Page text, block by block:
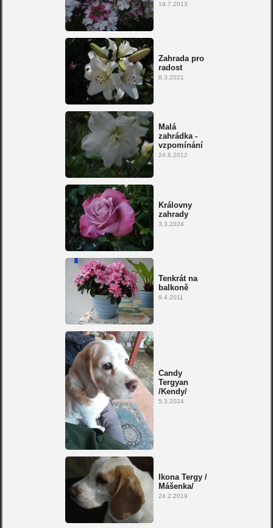
19.7.2013
Zahrada pro
radost
8.3.2021
Malá
zahrádka -
vzpomínání
24.6.2012
Královny
zahrady
3.3.2024
Tenkrát na
balkoně
9.4.2011
Candy
Tergyan
/Kendy/
5.3.2024
Ikona Tergy /
Mášenka/
24.2.2019